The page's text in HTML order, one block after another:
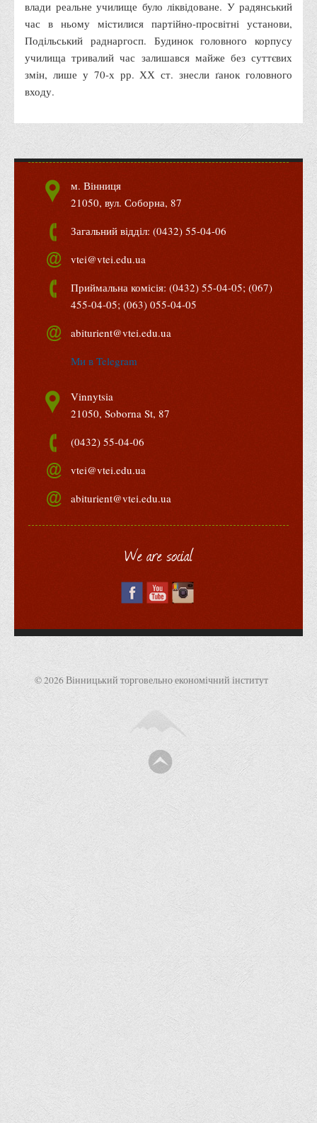
влади реальне училище було ліквідоване. У радянський
час в ньому містилися партійно-просвітні установи,
Подільський раднаргосп. Будинок головного корпусу
училища тривалий час залишався майже без суттєвих
змін, лише у 70-х рр. ХХ ст. знесли ґанок головного
входу.
м. Вінниця
21050, вул. Соборна, 87
Загальний відділ: (0432) 55-04-06
vtei@vtei.edu.ua
Приймальна комісія: (0432) 55-04-05; (067)
455-04-05; (063) 055-04-05
abiturient@vtei.edu.ua
Ми в Telegram
Vinnytsia
21050, Soborna St, 87
(0432) 55-04-06
vtei@vtei.edu.ua
abiturient@vtei.edu.ua
We are social
© 2026 Вінницький торговельно економічний інститут